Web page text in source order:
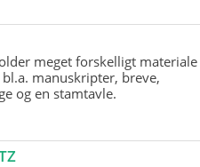
meget forskelligt
manuskripter, breve,
og en stamtavle.